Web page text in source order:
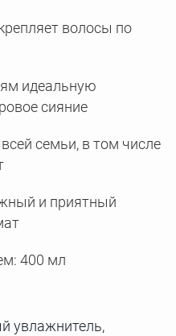
волосы по
идеальную
сияние
семьи, в том числе
и приятный
400 мл
увлажнитель,